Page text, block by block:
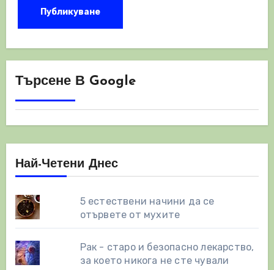
Търсене В Google
Най-Четени Днес
5 естествени начини да се
отървете от мухите
Рак - старо и безопасно лекарство,
за което никога не сте чували